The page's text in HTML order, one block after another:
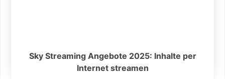
Sky Streaming Angebote 2025: Inhalte per
Internet streamen